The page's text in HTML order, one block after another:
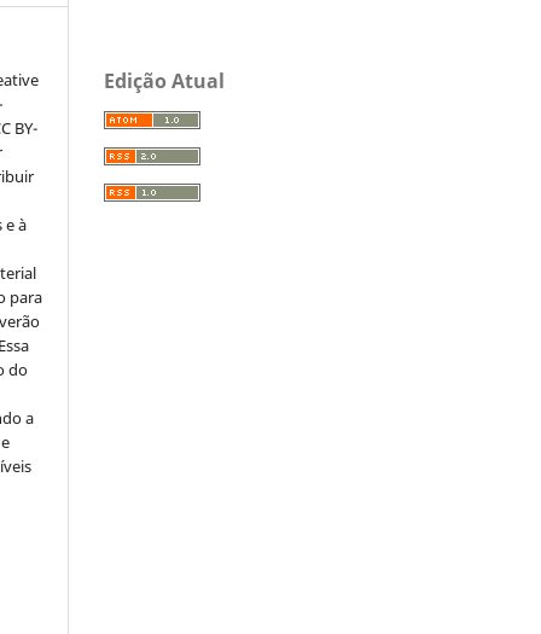
BY-
e à
para
do
a
Edição Atual